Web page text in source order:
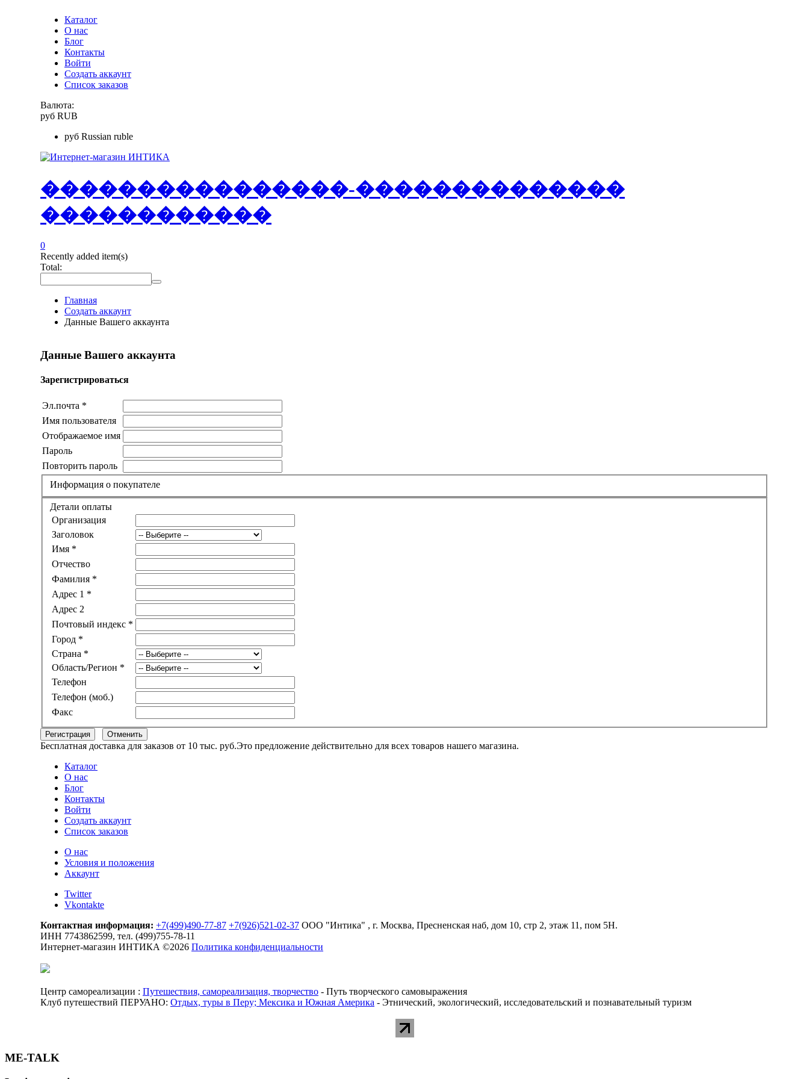
Каталог
О нас
Блог
Контакты
Войти
Создать аккаунт
Список заказов
Валюта:
руб RUB
руб Russian ruble
����������������-��������������
������������
0
Recently added item(s)
Total:
Главная
Создать аккаунт
Данные Вашего аккаунта
Данные Вашего аккаунта
Зарегистрироваться
Эл.почта *
Имя пользователя
Отображаемое имя
Пароль
Повторить пароль
Информация о покупателе
Детали оплаты
Организация
Заголовок
Имя *
Отчество
Фамилия *
Адрес 1 *
Адрес 2
Почтовый индекс *
Город *
Страна *
Область/Регион *
Телефон
Телефон (моб.)
Факс
Регистрация Отменить
Бесплатная доставка для заказов от 10 тыс. руб.Это предложение действительно для всех товаров нашего магазина.
Каталог
О нас
Блог
Контакты
Войти
Создать аккаунт
Список заказов
О нас
Условия и положения
Аккаунт
Twitter
Vkontakte
Контактная информация: +7(499)490-77-87 +7(926)521-02-37 ООО "Интика" , г. Москва, Пресненская наб, дом 10, стр 2, этаж 11, пом 5Н.
ИНН 7743862599, тел. (499)755-78-11
Интернет-магазин ИНТИКА ©2026 Политика конфиденциальности
Центр самореализации : Путешествия, самореализация, творчество - Путь творческого самовыражения
Клуб путешествий ПЕРУАНО: Отдых, туры в Перу; Мексика и Южная Америка - Этнический, экологический, исследовательский и познавательный туризм
ME-TALK